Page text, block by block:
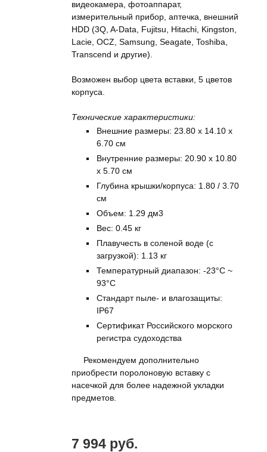
видеокамера, фотоаппарат,
измерительный прибор, аптечка, внешний
HDD (3Q, A-Data, Fujitsu, Hitachi, Kingston,
Lacie, OCZ, Samsung, Seagate, Toshiba,
Transcend и другие).
Возможен выбор цвета вставки, 5 цветов
корпуса.
Технические характеристики:
Внешние размеры: 23.80 x 14.10 x
6.70 см
Внутренние размеры: 20.90 x 10.80
x 5.70 см
Глубина крышки/корпуса: 1.80 / 3.70
см
Объем: 1.29 дм3
Вес: 0.45 кг
Плавучесть в соленой воде (с
загрузкой): 1.13 кг
Температурный диапазон: -23°C ~
93°C
Стандарт пыле- и влагозащиты:
IP67
Сертификат Российского морского
регистра судоходства
Рекомендуем дополнительно
приобрести поролоновую вставку с
насечкой для более надежной укладки
предметов.
7 994 руб.